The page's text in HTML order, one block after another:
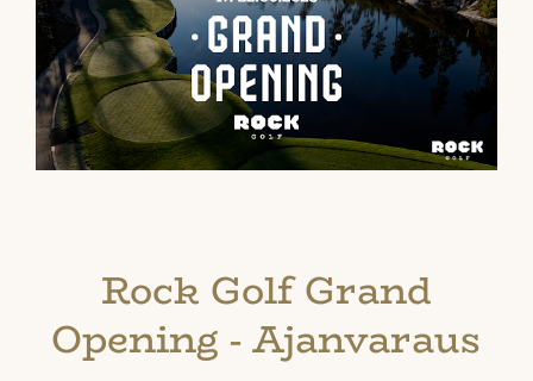
Rock Golf Grand
Opening - Ajanvaraus